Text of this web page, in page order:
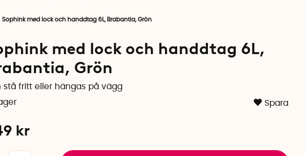
Sophink med lock och handdtag 6L, Brabantia, Grön
med lock och handdtag 6L,
Grön
stå fritt eller hängas på vägg
Spara
kr